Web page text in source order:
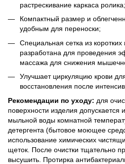
растрескивание каркаса ролика;
Компактный размер и
удобным для переноски;
Специальная сетка из
разработана для проведения
массажа для снижения
Улучшает циркуляцию крови
восстановления после
Рекомендации по уходу: для
поверхности изделия допускается
мыльной воды комнатной
детергента (бытовое моющее
использование химических
щеток. После очистки тщательно
высушить. Протирка